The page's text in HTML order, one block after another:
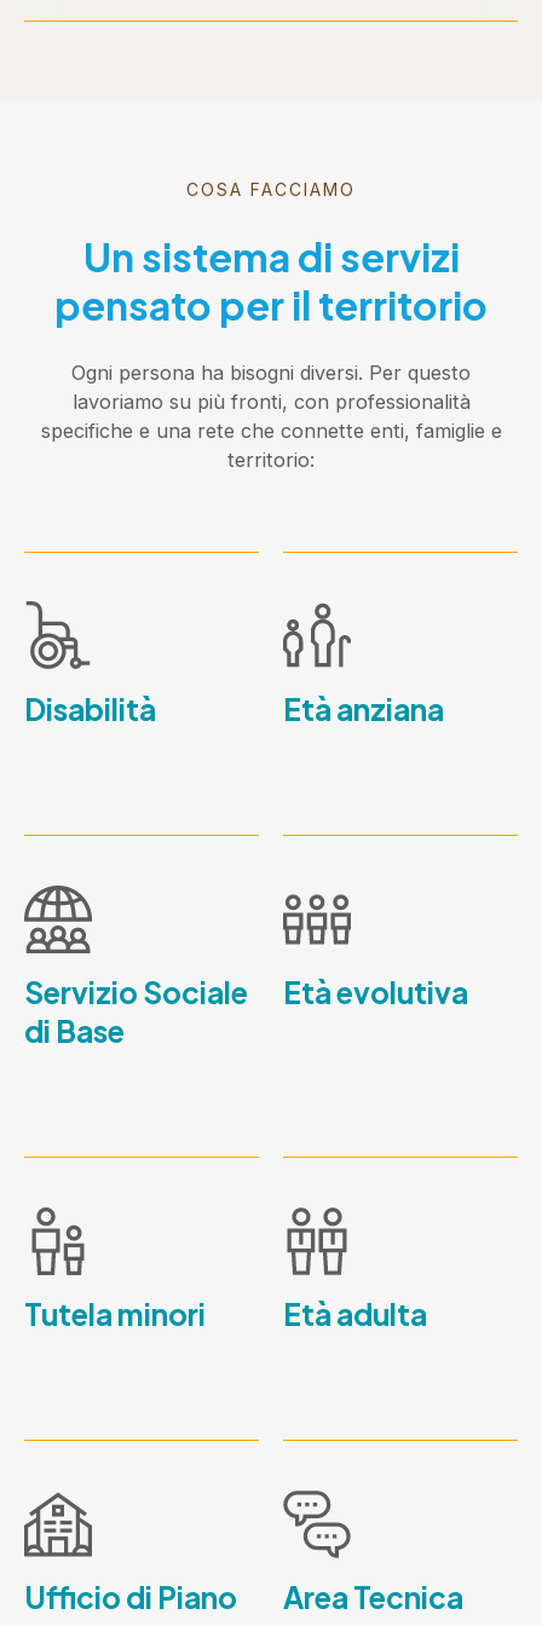
COSA FACCIAMO
Un sistema di servizi
pensato per il territorio
Ogni persona ha bisogni diversi. Per questo
lavoriamo su più fronti, con professionalità
specifiche e una rete che connette enti, famiglie e
territorio:
Disabilità Età anziana
Servizio Sociale
di Base
Età evolutiva
Tutela minori Età adulta
Ufficio di Piano Area Tecnica